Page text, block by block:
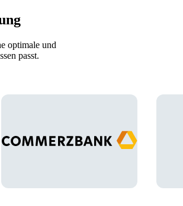
optimale und
passt.